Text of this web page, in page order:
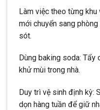
Làm việc theo từng
mới chuyển sang
sót.
Dùng baking soda:
khử mùi trong nhà.
Duy trì vệ sinh định kỳ:
dọn hàng tuần để giữ